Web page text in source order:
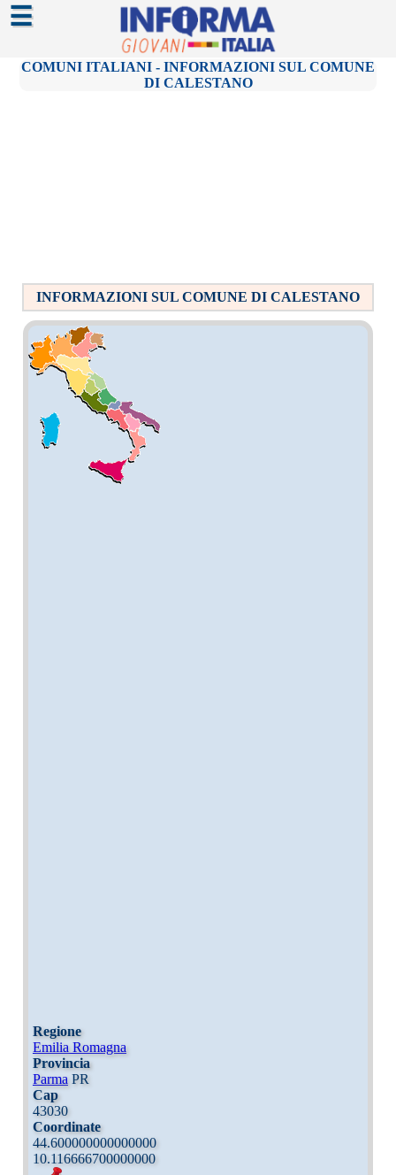
☰
COMUNI ITALIANI - INFORMAZIONI SUL COMUNE
DI CALESTANO
INFORMAZIONI SUL COMUNE DI CALESTANO
Regione
Emilia Romagna
Provincia
ParmaPR
Cap
43030
Coordinate
44.600000000000000
10.116666700000000